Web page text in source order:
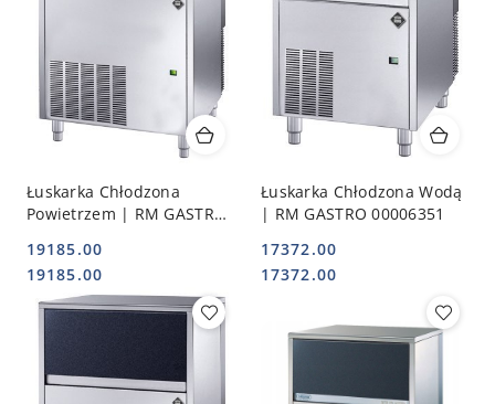
Łuskarka Chłodzona
Powietrzem | RM GASTRO
Cena:
19185.00
Cena:
19185.00
Łuskarka Chłodzona Wodą
| RM GASTRO 00006351
Cena:
17372.00
Cena:
17372.00